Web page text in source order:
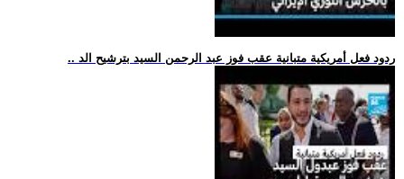
.. ردود فعل أمريكية متبانية عقب فوز عبد الرحمن السيد بترشيح الد